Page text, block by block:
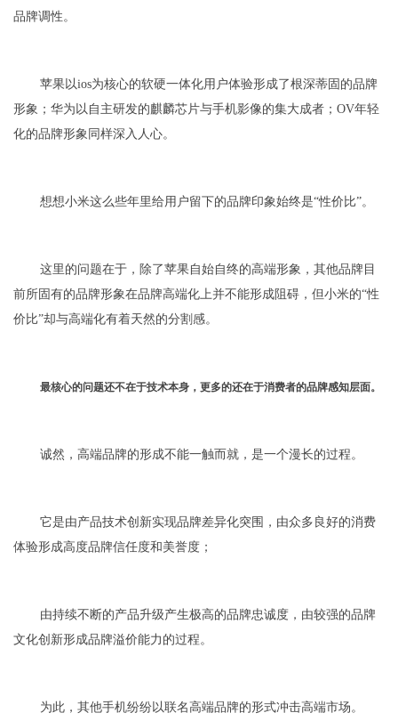
品牌调性。
苹果以ios为核心的软硬一体化用户体验形成了根深蒂固的品牌
形象；华为以自主研发的麒麟芯片与手机影像的集大成者；OV年轻
化的品牌形象同样深入人心。
想想小米这么些年里给用户留下的品牌印象始终是“性价比”。
这里的问题在于，除了苹果自始自终的高端形象，其他品牌目
前所固有的品牌形象在品牌高端化上并不能形成阻碍，但小米的“性
价比”却与高端化有着天然的分割感。
最核心的问题还不在于技术本身，更多的还在于消费者的品牌感知层面。
诚然，高端品牌的形成不能一触而就，是一个漫长的过程。
它是由产品技术创新实现品牌差异化突围，由众多良好的消费
体验形成高度品牌信任度和美誉度；
由持续不断的产品升级产生极高的品牌忠诚度，由较强的品牌
文化创新形成品牌溢价能力的过程。
为此，其他手机纷纷以联名高端品牌的形式冲击高端市场。